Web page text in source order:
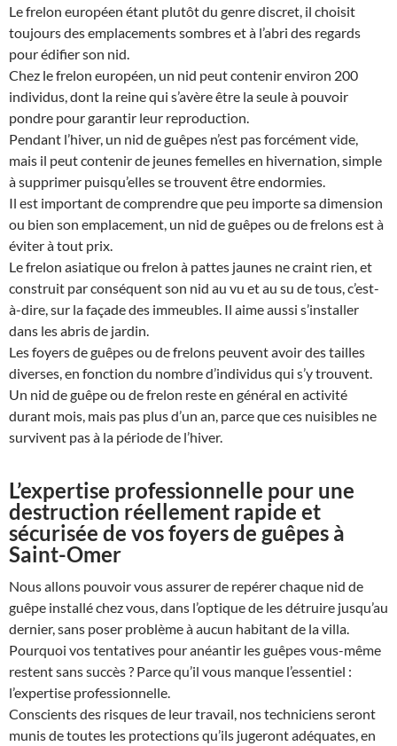
Le frelon européen étant plutôt du genre discret, il choisit
toujours des emplacements sombres et à l’abri des regards
pour édifier son nid.
Chez le frelon européen, un nid peut contenir environ 200
individus, dont la reine qui s’avère être la seule à pouvoir
pondre pour garantir leur reproduction.
Pendant l’hiver, un nid de guêpes n’est pas forcément vide,
mais il peut contenir de jeunes femelles en hivernation, simple
à supprimer puisqu’elles se trouvent être endormies.
Il est important de comprendre que peu importe sa dimension
ou bien son emplacement, un nid de guêpes ou de frelons est à
éviter à tout prix.
Le frelon asiatique ou frelon à pattes jaunes ne craint rien, et
construit par conséquent son nid au vu et au su de tous, c’est-
à-dire, sur la façade des immeubles. Il aime aussi s’installer
dans les abris de jardin.
Les foyers de guêpes ou de frelons peuvent avoir des tailles
diverses, en fonction du nombre d’individus qui s’y trouvent.
Un nid de guêpe ou de frelon reste en général en activité
durant mois, mais pas plus d’un an, parce que ces nuisibles ne
survivent pas à la période de l’hiver.
L’expertise professionnelle pour une
destruction réellement rapide et
sécurisée de vos foyers de guêpes à
Saint-Omer
Nous allons pouvoir vous assurer de repérer chaque nid de
guêpe installé chez vous, dans l’optique de les détruire jusqu’au
dernier, sans poser problème à aucun habitant de la villa.
Pourquoi vos tentatives pour anéantir les guêpes vous-même
restent sans succès ? Parce qu’il vous manque l’essentiel :
l’expertise professionnelle.
Conscients des risques de leur travail, nos techniciens seront
munis de toutes les protections qu’ils jugeront adéquates, en